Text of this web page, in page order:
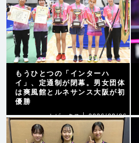
もうひとつの「インターハ
イ」、定通制が閉幕。男女団体
は爽風館とルネサンス大阪が初
優勝
トピックス | 2026/08/06